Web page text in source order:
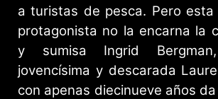
a turistas de pesca. Pero
protagonista no la encarna la
y sumisa Ingrid
jovencísima y descarada
con apenas diecinueve años